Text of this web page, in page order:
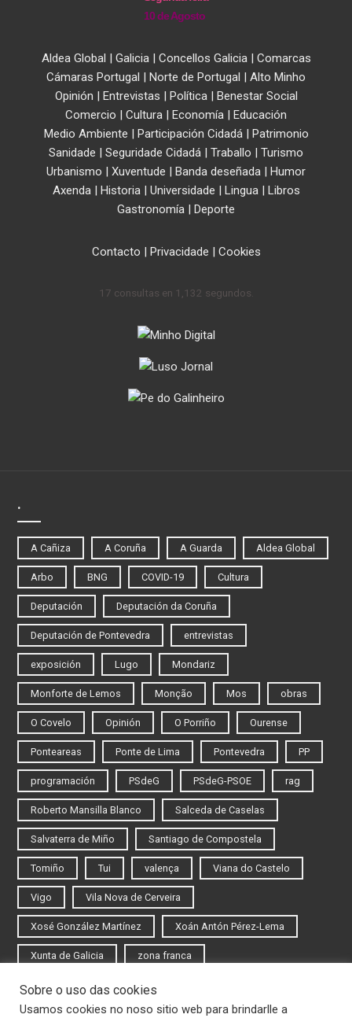
10 de Agosto
Aldea Global | Galicia| Concellos Galicia| Comarcas
Cámaras Portugal | Norte de Portugal | Alto Minho
Opinión | Entrevistas | Política| Benestar Social
Comercio | Cultura | Economía | Educación
Medio Ambiente | Participación Cidadá| Patrimonio
Sanidade | Seguridade Cidadá | Traballo | Turismo
Urbanismo | Xuventude | Banda deseñada | Humor
Axenda| Historia| Universidade | Lingua| Libros
Gastronomía | Deporte
Contacto | Privacidade | Cookies
17 consultas en 1,132 segundos.
.
A Cañiza A Coruña A Guarda Aldea Global
Arbo BNG COVID-19 Cultura
Deputación Deputación da Coruña
Deputación de Pontevedra entrevistas
exposición Lugo Mondariz
Monforte de Lemos Monção Mos obras
O Covelo Opinión O Porriño Ourense
Ponteareas Ponte de Lima Pontevedra PP
programación PSdeG PSdeG-PSOE rag
Roberto Mansilla Blanco Salceda de Caselas
Salvaterra de Miño Santiago de Compostela
Tomiño Tui valença Viana do Castelo
Vigo Vila Nova de Cerveira
Xosé González Martínez Xoán Antón Pérez-Lema
Xunta de Galicia zona franca
Iniciar sesión
Sobre o uso das cookies
Usamos cookies no noso sitio web para brindarlle a